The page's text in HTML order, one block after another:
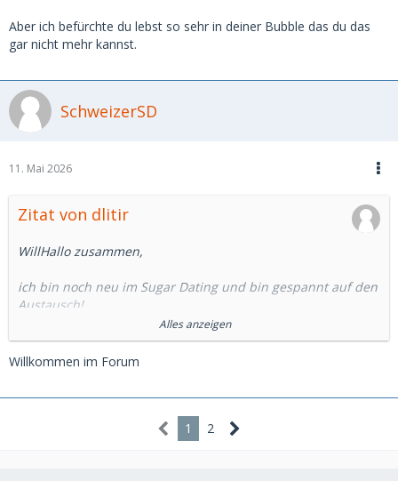
Aber ich befürchte du lebst so sehr in deiner Bubble das du das
gar nicht mehr kannst.
SchweizerSD
11. Mai 2026
Zitat von dlitir
WillHallo zusammen,
ich bin noch neu im Sugar Dating und bin gespannt auf den
Austausch!
Ich selbst gönne mir viel zu wenig Luxus im Leben. Daher
sind Dates für mich auch immer ein Anlass besonderen
charmanter Begleitung!
ersten Chats auf MSD sind schon mal vielversprechend.
Alles anzeigen
Willkommen im Forum
1 2